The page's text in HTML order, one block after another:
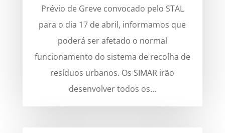
Prévio de Greve convocado pelo STAL
para o dia 17 de abril, informamos que
poderá ser afetado o normal
funcionamento do sistema de recolha de
resíduos urbanos. Os SIMAR irão
desenvolver todos os...